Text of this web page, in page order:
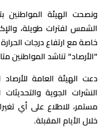
ونصحت الهيئة المواطنين
الشمس لفترات طويلة،
خاصة مع ارتفاع درجات
"الأرصاد" تناشد المواطنين
دعت الهيئة العامة
النشرات الجوية
مستمر، للاطلاع على أي
خلال الأيام المقبلة.